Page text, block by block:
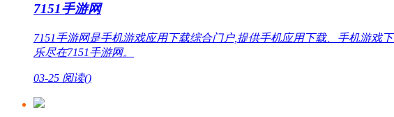
7151手游网
7151手游网是手机游戏应用下载综合门户,提供手机应用下载、手机游
乐尽在7151手游网。
03-25 阅读()